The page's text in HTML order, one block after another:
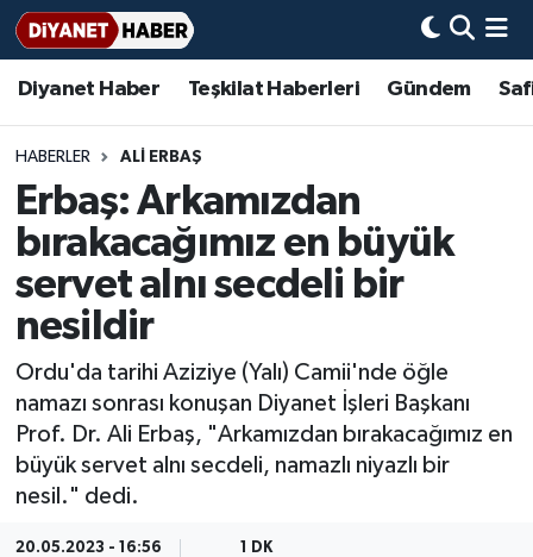
Diyanet Haber Teşkilat Haberleri Gündem
HABERLER ALİ ERBAŞ
Erbaş: Arkamızdan
bırakacağımız en büyük
servet alnı secdeli bir
nesildir
Ordu'da tarihi Aziziye (Yalı) Camii'nde öğle
namazı sonrası konuşan Diyanet İşleri Başkanı
Prof. Dr. Ali Erbaş, "Arkamızdan bırakacağımız en
büyük servet alnı secdeli, namazlı niyazlı bir
nesil." dedi.
20.05.2023 - 16:56 1 DK
Diyanet Haber
Teşkilat Haberleri
Adana Müftülüğü
Adıyaman Müftülüğü
Afyonkarahisar Müftülüğü
Ağrı Müftülüğü
Aksaray Müftülüğü
Amasya Müftülüğü
Ankara Müftülüğü
Gündem
#Keşfet
Bir Ayet
Bir Hikaye
Biyografiler
Dini kavramlar
Diyanet Bilgi
Diyanet Takvimi
Dualar
Basında Bugün
DİYANET eKİTAP
Diyanet Dergi
Aile Dergisi
Aylık Dergi
İmam Hatip Okulları
Başmakale
Hadis-i Şerifler
Hayat Okumaları
Nöbetçi Eczaneler
Hava Durumu
Ankara Namaz Vakitleri
Trafik Durumu
Süper Lig Puan Durumu ve Fikstür
Tüm Manşetler
Son Dakika Haberleri